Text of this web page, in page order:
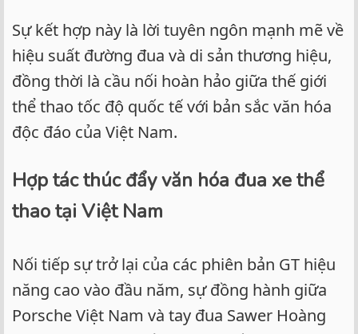
Sự kết hợp này là lời tuyên ngôn mạnh mẽ về
hiệu suất đường đua và di sản thương hiệu,
đồng thời là cầu nối hoàn hảo giữa thế giới
thể thao tốc độ quốc tế với bản sắc văn hóa
độc đáo của Việt Nam.
Hợp tác thúc đẩy văn hóa đua xe thể
thao tại Việt Nam
Nối tiếp sự trở lại của các phiên bản GT hiệu
năng cao vào đầu năm, sự đồng hành giữa
Porsche Việt Nam và tay đua Sawer Hoàng